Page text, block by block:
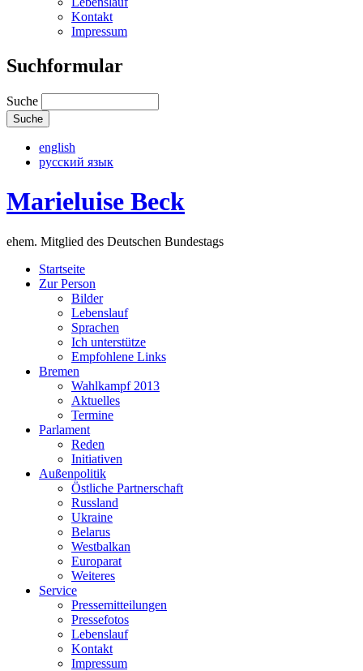
Kontakt
Impressum
Suchformular
Suche
english
русский язык
Marieluise Beck
ehem. Mitglied des Deutschen Bundestags
Startseite
Zur Person
Bilder
Lebenslauf
Sprachen
Ich unterstütze
Empfohlene Links
Bremen
Wahlkampf 2013
Aktuelles
Termine
Parlament
Reden
Initiativen
Außenpolitik
Östliche Partnerschaft
Russland
Ukraine
Belarus
Westbalkan
Europarat
Weiteres
Service
Pressemitteilungen
Pressefotos
Lebenslauf
Kontakt
Impressum